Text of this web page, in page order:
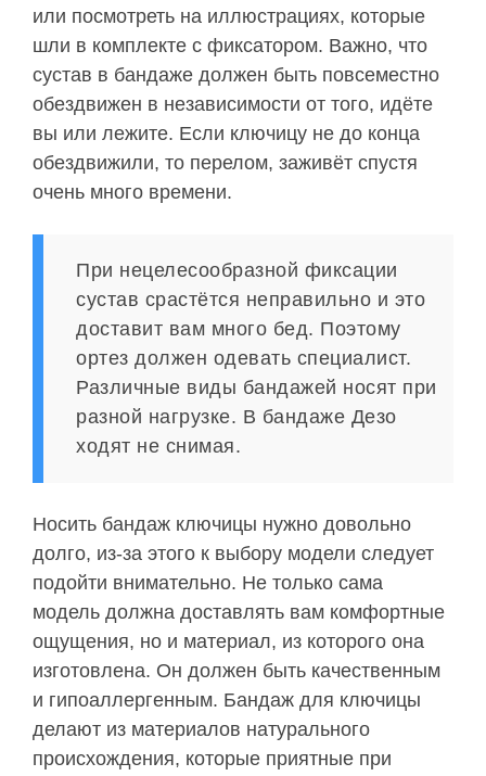
или посмотреть на иллюстрациях, которые
шли в комплекте с фиксатором. Важно, что
сустав в бандаже должен быть повсеместно
обездвижен в независимости от того, идёте
вы или лежите. Если ключицу не до конца
обездвижили, то перелом, заживёт спустя
очень много времени.
При нецелесообразной фиксации
сустав срастётся неправильно и это
доставит вам много бед. Поэтому
ортез должен одевать специалист.
Различные виды бандажей носят при
разной нагрузке. В бандаже Дезо
ходят не снимая.
Носить бандаж ключицы нужно довольно
долго, из-за этого к выбору модели следует
подойти внимательно. Не только сама
модель должна доставлять вам комфортные
ощущения, но и материал, из которого она
изготовлена. Он должен быть качественным
и гипоаллергенным. Бандаж для ключицы
делают из материалов натурального
происхождения, которые приятные при